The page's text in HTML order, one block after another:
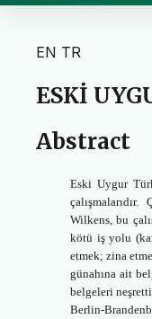
EN TR
ESKİ
Abstract
Eski Uygur
çalışmalarıdır.
Wilkens, bu
kötü iş yolu (
etmek; zina
günahına ait
belgeleri
Berlin-